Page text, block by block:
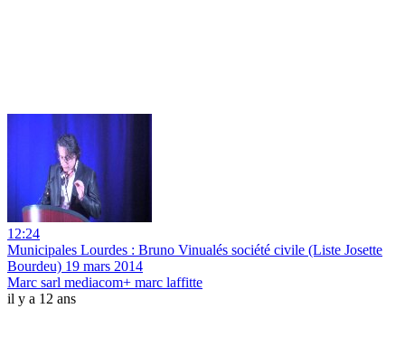
12:24
Municipales Lourdes : Bruno Vinualés société civile (Liste Josette
Bourdeu) 19 mars 2014
Marc sarl mediacom+ marc laffitte
il y a 12 ans